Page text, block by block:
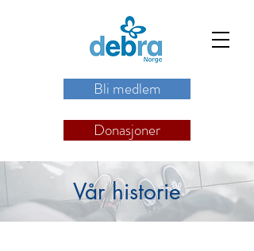
Donasjoner
Bli medlem
Vår historie